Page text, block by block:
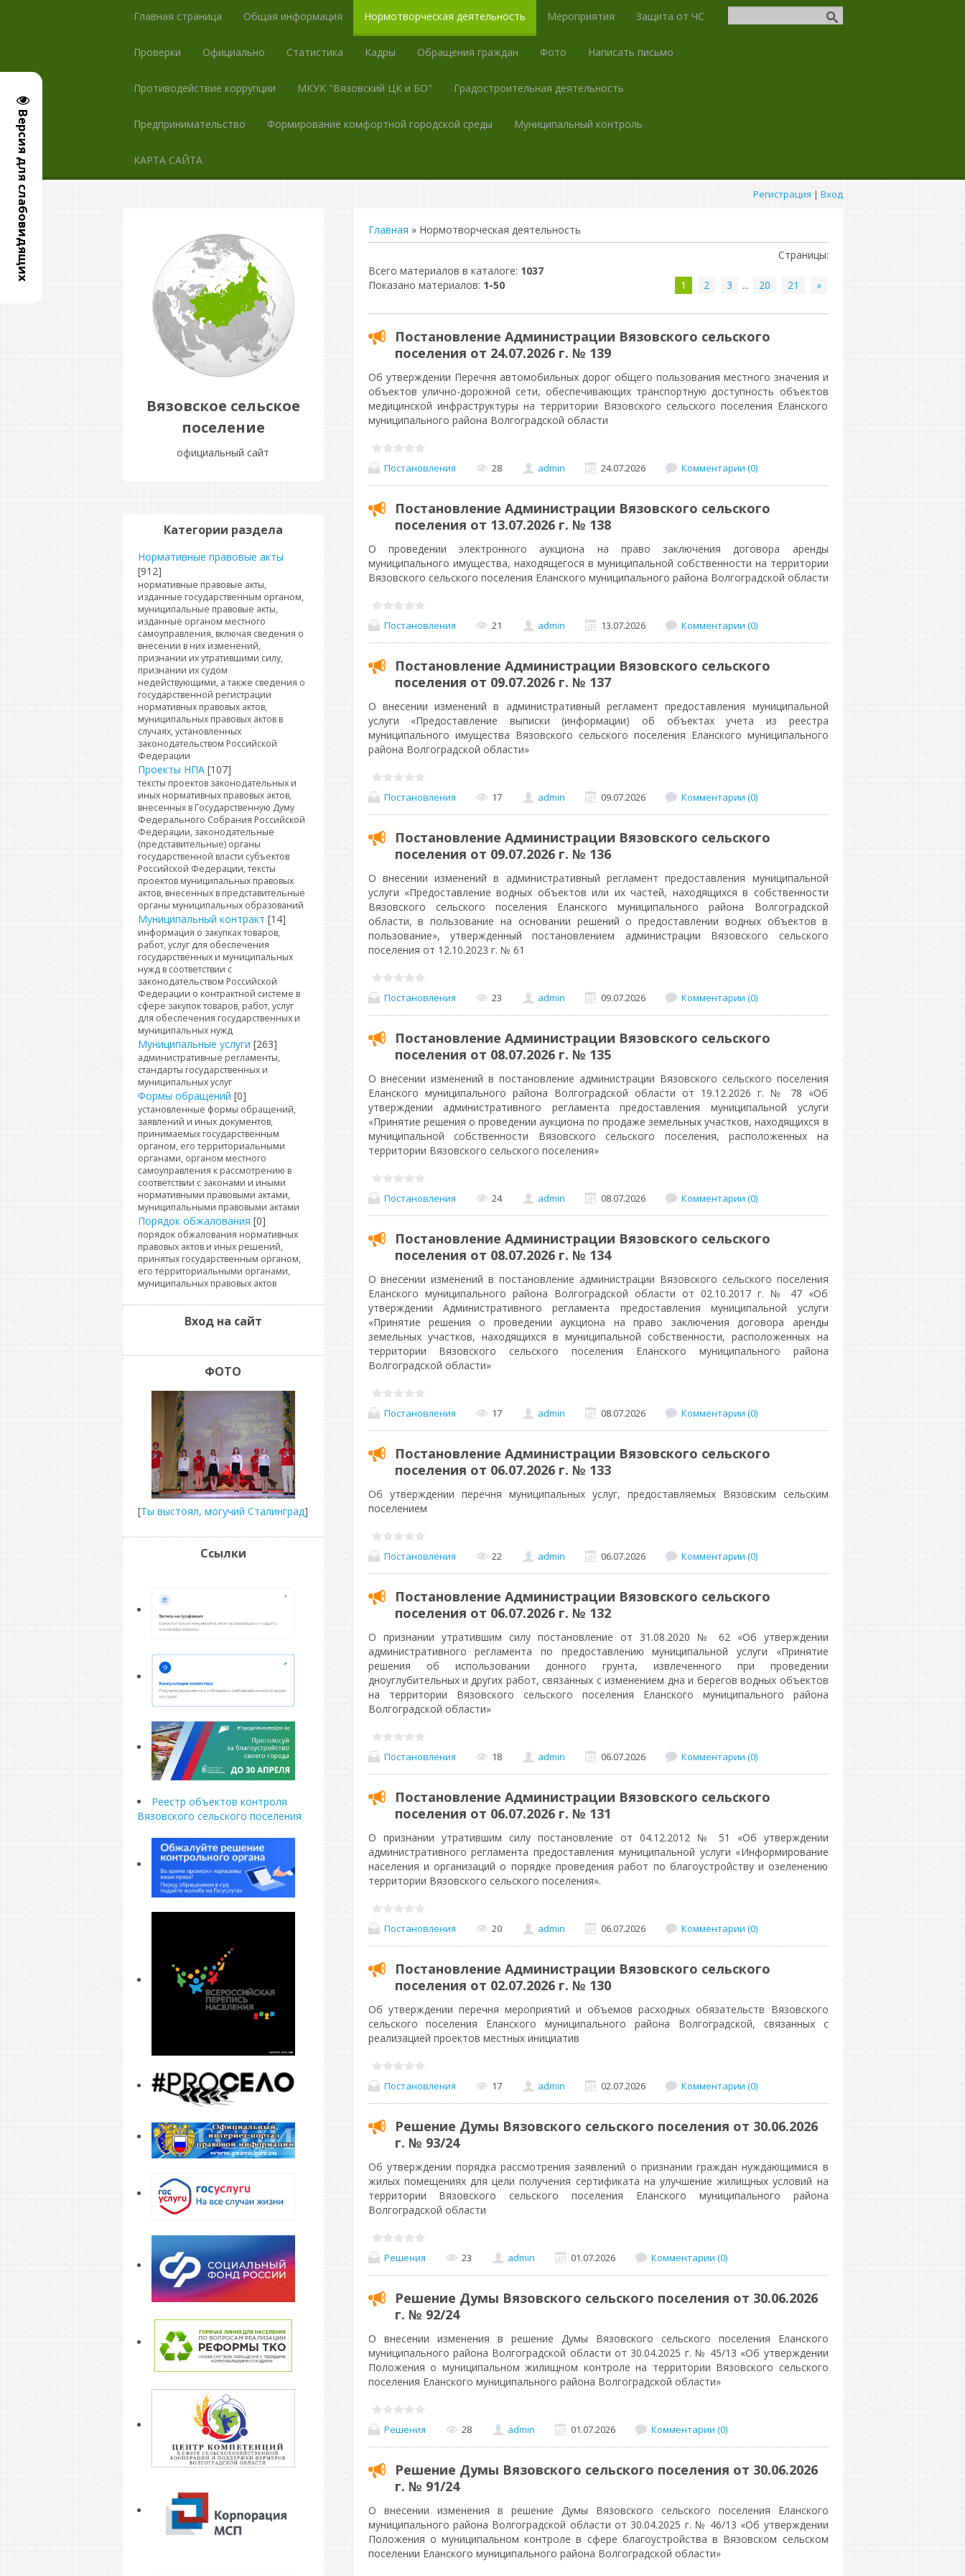
Версия для слабовидящих
Главная страница Общая информация Нормотворческая деятельность Мероприятия Защита от ЧС
Проверки Официально Статистика Кадры Обращения граждан Фото Написать письмо
Противодействие коррупции МКУК "Вязовский ЦК и БО" Градостроительная деятельность
Предпринимательство Формирование комфортной городской среды Муниципальный контроль
КАРТА САЙТА
Регистрация | Вход
Вязовское сельское
поселение
официальный сайт
Главная » Нормотворческая деятельность
Всего материалов в каталоге: 1037
Показано материалов: 1-50
Страницы:
1 2 3 ... 20 21 »
Постановление Администрации Вязовского сельского
поселения от 24.07.2026 г. № 139
Об утверждении Перечня автомобильных дорог общего пользования местного значения и
объектов улично-дорожной сети, обеспечивающих транспортную доступность объектов
медицинской инфраструктуры на территории Вязовского сельского поселения Еланского
муниципального района Волгоградской области
Постановления 28 admin 24.07.2026 Комментарии (0)
Постановление Администрации Вязовского сельского
поселения от 13.07.2026 г. № 138
О проведении электронного аукциона на право заключения договора аренды
муниципального имущества, находящегося в муниципальной собственности на территории
Вязовского сельского поселения Еланского муниципального района Волгоградской области
Постановления 21 admin 13.07.2026 Комментарии (0)
Постановление Администрации Вязовского сельского
поселения от 09.07.2026 г. № 137
О внесении изменений в административный регламент предоставления муниципальной
услуги «Предоставление выписки (информации) об объектах учета из реестра
муниципального имущества Вязовского сельского поселения Еланского муниципального
района Волгоградской области»
Постановления 17 admin 09.07.2026 Комментарии (0)
Постановление Администрации Вязовского сельского
поселения от 09.07.2026 г. № 136
О внесении изменений в административный регламент предоставления муниципальной
услуги «Предоставление водных объектов или их частей, находящихся в собственности
Вязовского сельского поселения Еланского муниципального района Волгоградской
области, в пользование на основании решений о предоставлении водных объектов в
пользование», утвержденный постановлением администрации Вязовского сельского
поселения от 12.10.2023 г. № 61
Постановления 23 admin 09.07.2026 Комментарии (0)
Постановление Администрации Вязовского сельского
поселения от 08.07.2026 г. № 135
О внесении изменений в постановление администрации Вязовского сельского поселения
Еланского муниципального района Волгоградской области от 19.12.2026 г. № 78 «Об
утверждении административного регламента предоставления муниципальной услуги
«Принятие решения о проведении аукциона по продаже земельных участков, находящихся в
муниципальной собственности Вязовского сельского поселения, расположенных на
территории Вязовского сельского поселения»
Постановления 24 admin 08.07.2026 Комментарии (0)
Постановление Администрации Вязовского сельского
поселения от 08.07.2026 г. № 134
О внесении изменений в постановление администрации Вязовского сельского поселения
Еланского муниципального района Волгоградской области от 02.10.2017 г. № 47 «Об
утверждении Административного регламента предоставления муниципальной услуги
«Принятие решения о проведении аукциона на право заключения договора аренды
земельных участков, находящихся в муниципальной собственности, расположенных на
территории Вязовского сельского поселения Еланского муниципального района
Волгоградской области»
Постановления 17 admin 08.07.2026 Комментарии (0)
Постановление Администрации Вязовского сельского
поселения от 06.07.2026 г. № 133
Об утверждении перечня муниципальных услуг, предоставляемых Вязовским сельским
поселением
Постановления 22 admin 06.07.2026 Комментарии (0)
Постановление Администрации Вязовского сельского
поселения от 06.07.2026 г. № 132
О признании утратившим силу постановление от 31.08.2020 № 62 «Об утверждении
административного регламента по предоставлению муниципальной услуги «Принятие
решения об использовании донного грунта, извлеченного при проведении
дноуглубительных и других работ, связанных с изменением дна и берегов водных объектов
на территории Вязовского сельского поселения Еланского муниципального района
Волгоградской области»
Постановления 18 admin 06.07.2026 Комментарии (0)
Постановление Администрации Вязовского сельского
поселения от 06.07.2026 г. № 131
О признании утратившим силу постановление от 04.12.2012 № 51 «Об утверждении
административного регламента предоставления муниципальной услуги «Информирование
населения и организаций о порядке проведения работ по благоустройству и озеленению
территории Вязовского сельского поселения».
Постановления 20 admin 06.07.2026 Комментарии (0)
Постановление Администрации Вязовского сельского
поселения от 02.07.2026 г. № 130
Об утверждении перечня мероприятий и объемов расходных обязательств Вязовского
сельского поселения Еланского муниципального района Волгоградской, связанных с
реализацией проектов местных инициатив
Постановления 17 admin 02.07.2026 Комментарии (0)
Решение Думы Вязовского сельского поселения от 30.06.2026
г. № 93/24
Об утверждении порядка рассмотрения заявлений о признании граждан нуждающимися в
жилых помещениях для цели получения сертификата на улучшение жилищных условий на
территории Вязовского сельского поселения Еланского муниципального района
Волгоградской области
Решения 23 admin 01.07.2026 Комментарии (0)
Решение Думы Вязовского сельского поселения от 30.06.2026
г. № 92/24
О внесении изменения в решение Думы Вязовского сельского поселения Еланского
муниципального района Волгоградской области от 30.04.2025 г. № 45/13 «Об утверждении
Положения о муниципальном жилищном контроле на территории Вязовского сельского
поселения Еланского муниципального района Волгоградской области»
Решения 28 admin 01.07.2026 Комментарии (0)
Решение Думы Вязовского сельского поселения от 30.06.2026
г. № 91/24
О внесении изменения в решение Думы Вязовского сельского поселения Еланского
муниципального района Волгоградской области от 30.04.2025 г. № 46/13 «Об утверждении
Положения о муниципальном контроле в сфере благоустройства в Вязовском сельском
поселении Еланского муниципального района Волгоградской области»
Категории раздела
Нормативные правовые акты
[912]
нормативные правовые акты,
изданные государственным органом,
муниципальные правовые акты,
изданные органом местного
самоуправления, включая сведения о
внесении в них изменений,
признании их утратившими силу,
признании их судом
недействующими, а также сведения о
государственной регистрации
нормативных правовых актов,
муниципальных правовых актов в
случаях, установленных
законодательством Российской
Федерации
Проекты НПА [107]
тексты проектов законодательных и
иных нормативных правовых актов,
внесенных в Государственную Думу
Федерального Собрания Российской
Федерации, законодательные
(представительные) органы
государственной власти субъектов
Российской Федерации, тексты
проектов муниципальных правовых
актов, внесенных в представительные
органы муниципальных образований
Муниципальный контракт [14]
информация о закупках товаров,
работ, услуг для обеспечения
государственных и муниципальных
нужд в соответствии с
законодательством Российской
Федерации о контрактной системе в
сфере закупок товаров, работ, услуг
для обеспечения государственных и
муниципальных нужд
Муниципальные услуги [263]
административные регламенты,
стандарты государственных и
муниципальных услуг
Формы обращений [0]
установленные формы обращений,
заявлений и иных документов,
принимаемых государственным
органом, его территориальными
органами, органом местного
самоуправления к рассмотрению в
соответствии с законами и иными
нормативными правовыми актами,
муниципальными правовыми актами
Порядок обжалования [0]
порядок обжалования нормативных
правовых актов и иных решений,
принятых государственным органом,
его территориальными органами,
муниципальных правовых актов
Вход на сайт
ФОТО
[Ты выстоял, могучий Сталинград]
Ссылки
Реестр объектов контроля
Вязовского сельского поселения